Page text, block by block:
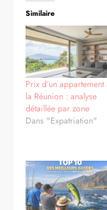
Similaire
Prix d’un appartement
la Réunion : analyse
détaillée par zone
Dans "Expatriation"